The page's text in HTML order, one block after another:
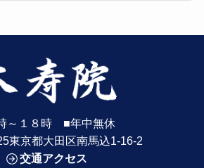
～１８時 ■年中無休
東京都大田区南馬込1-16-2
交通アクセス